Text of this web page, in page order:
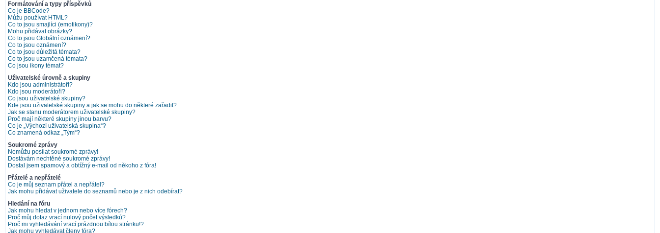
Formátování a typy příspěvků
Co je BBCode?
Můžu používat HTML?
Co to jsou smajlíci (emotikony)?
Mohu přidávat obrázky?
Co to jsou Globální oznámení?
Co to jsou oznámení?
Co to jsou důležitá témata?
Co to jsou uzamčená témata?
Co jsou ikony témat?
Uživatelské úrovně a skupiny
Kdo jsou administrátoři?
Kdo jsou moderátoři?
Co jsou uživatelské skupiny?
Kde jsou uživatelské skupiny a jak se mohu do některé zařadit?
Jak se stanu moderátorem uživatelské skupiny?
Proč mají některé skupiny jinou barvu?
Co je „Výchozí uživatelská skupina“?
Co znamená odkaz „Tým“?
Soukromé zprávy
Nemůžu posílat soukromé zprávy!
Dostávám nechtěné soukromé zprávy!
Dostal jsem spamový a obtížný e-mail od někoho z fóra!
Přátelé a nepřátelé
Co je můj seznam přátel a nepřátel?
Jak mohu přidávat uživatele do seznamů nebo je z nich odebírat?
Hledání na fóru
Jak mohu hledat v jednom nebo více fórech?
Proč můj dotaz vrací nulový počet výsledků?
Proč mi vyhledávání vrací prázdnou bílou stránku!?
Jak mohu vyhledávat členy fóra?